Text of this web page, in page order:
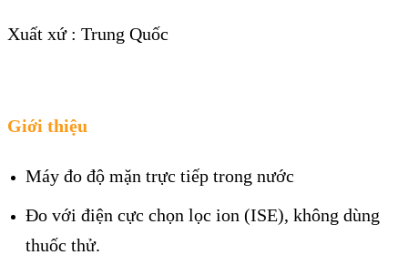
Xuất xứ : Trung Quốc
Giới thiệu
Máy đo độ mặn trực tiếp trong nước
Đo với điện cực chọn lọc ion (ISE), không dùng
thuốc thử.